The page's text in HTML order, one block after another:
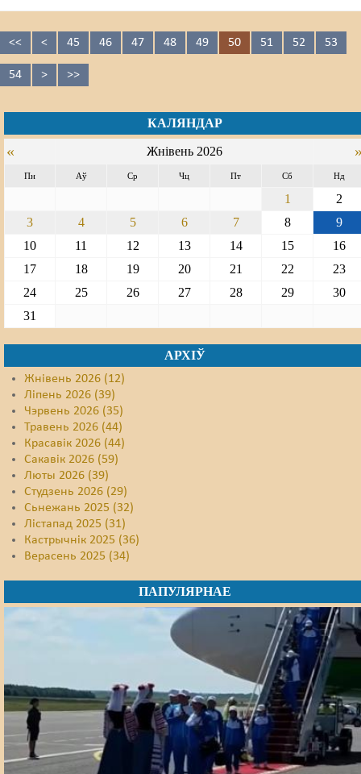
<< < 45 46 47 48 49 50 51 52 53
54 > >>
КАЛЯНДАР
« Жнівень 2026
Пн Аў Ср Чц Пт Сб Нд
1
2
3
4 5 6 7 8
9
10
11 12 13 14 15
16
17
18 19 20 21 22
23
24
25 26 27 28 29
30
31
АРХІЎ
Жнівень 2026 (12)
Ліпень 2026 (39)
Чэрвень 2026 (35)
Травень 2026 (44)
Красавік 2026 (44)
Сакавік 2026 (59)
Люты 2026 (39)
Студзень 2026 (29)
Сьнежань 2025 (32)
Лістапад 2025 (31)
Кастрычнік 2025 (36)
Верасень 2025 (34)
ПАПУЛЯРНАЕ